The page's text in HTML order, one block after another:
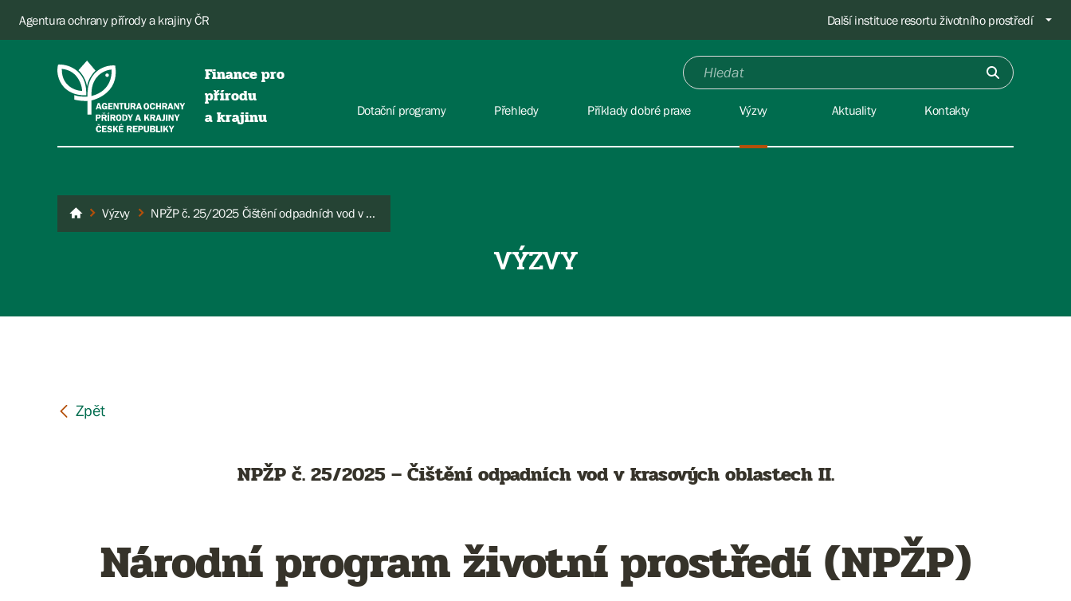
Agentura ochrany přírody a krajiny ČR Další instituce resortu životního prostředí
Finance pro
přírodu
a krajinu
Dotační programy Přehledy Příklady dobré praxe Výzvy Aktuality Kontakty
DotaceVýzvy NPŽP č. 25/2025 Čištění odpadních vod v krasových oblastech II.
VÝZVY
NPŽP č. 25/2025 – Čištění odpadních vod v krasových oblastech II.
Národní program životní prostředí (NPŽP)